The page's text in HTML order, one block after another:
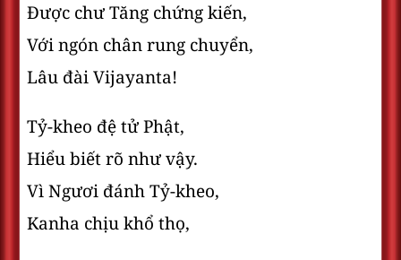
Ðược chư Tăng chứng kiến,
Với ngón chân rung chuyển,
Lâu đài Vijayanta!
Tỷ-kheo đệ tử Phật,
Hiểu biết rõ như vậy.
Vì Ngươi đánh Tỷ-kheo,
Kanha chịu khổ thọ,